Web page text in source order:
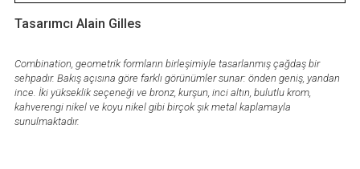
Tasarımcı Alain Gilles
Combination, geometrik formların birleşimiyle tasarlanmış çağdaş bir
sehpadır. Bakış açısına göre farklı görünümler sunar: önden geniş, yandan
ince. İki yükseklik seçeneği ve bronz, kurşun, inci altın, bulutlu krom,
kahverengi nikel ve koyu nikel gibi birçok şık metal kaplamayla
sunulmaktadır.